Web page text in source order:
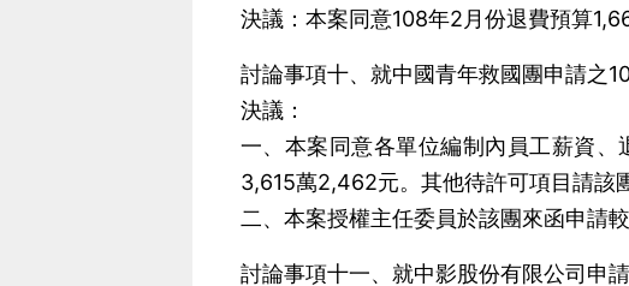
決議：本案同意108年2月份退費預算
討論事項十、就中國青年救國團申請之
決議：
一、本案同意各單位編制內員工薪資
3,615萬2,462元。其他待許可項目請該
二、本案授權主任委員於該團來函申請
討論事項十一、就中影股份有限公司申